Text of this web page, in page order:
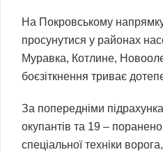
На Покровському
просунутися у районах
Муравка, Котлине,
боєзіткнення триває
За попередніми
окупантів та 19 –
спеціальної техніки